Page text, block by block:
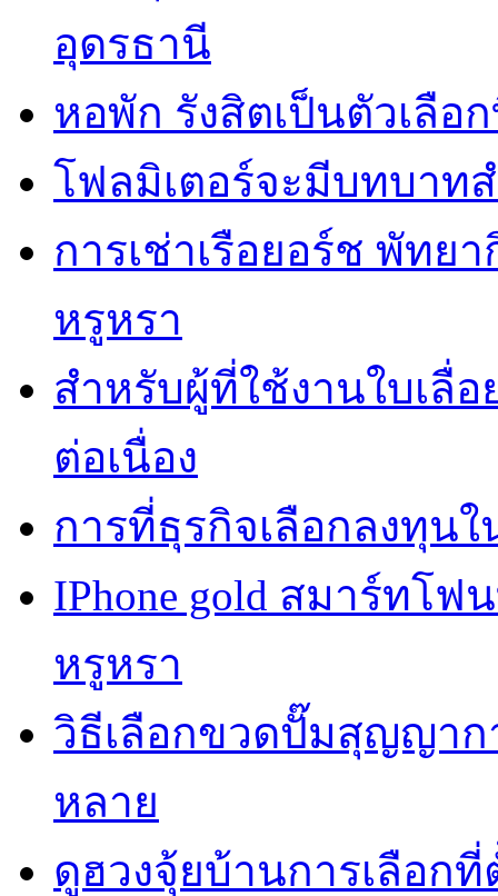
อุดรธานี
หอพัก รังสิตเป็นตัวเลือ
โฟลมิเตอร์จะมีบทบา
การเช่าเรือยอร์ช พัทย
หรูหรา
สำหรับผู้ที่ใช้งานใบเลื่
ต่อเนื่อง
การที่ธุรกิจเลือกลงทุน
IPhone gold สมาร์ทโ
หรูหรา
วิธีเลือกขวดปั๊มสุญญาก
หลาย
ดูฮวงจุ้ยบ้านการเลือก